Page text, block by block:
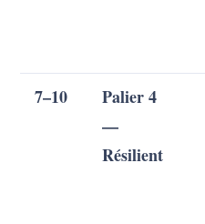
7–10
Palier 4
—
Résilient